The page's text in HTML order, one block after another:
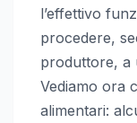
l’effettivo
procedere,
produttore, a
Vediamo ora
alimentari: